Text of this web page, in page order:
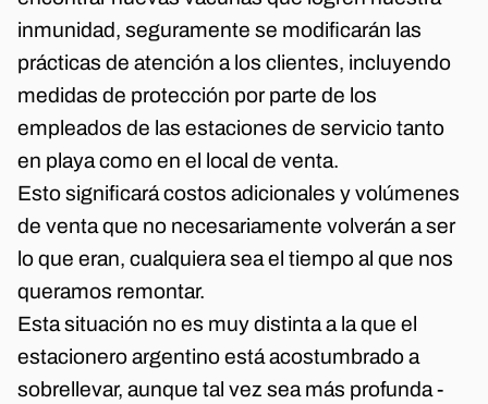
inmunidad, seguramente se modificarán las
prácticas de atención a los clientes, incluyendo
medidas de protección por parte de los
empleados de las estaciones de servicio tanto
en playa como en el local de venta.
Esto significará costos adicionales y volúmenes
de venta que no necesariamente volverán a ser
lo que eran, cualquiera sea el tiempo al que nos
queramos remontar.
Esta situación no es muy distinta a la que el
estacionero argentino está acostumbrado a
sobrellevar, aunque tal vez sea más profunda -